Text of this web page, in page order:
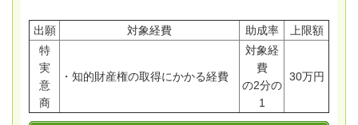
出願 対象経費 助成率
上限額
特
実
意
商
・知的財産権の取得にかかる経費
対象経
費
の2分の
1
30万円